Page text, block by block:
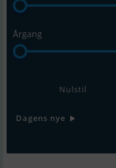
Årgang
Nulstil
Dagens nye